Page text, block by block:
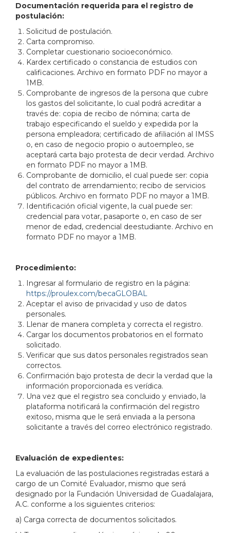
Documentación requerida para el registro de
postulación:
Solicitud de postulación.
Carta compromiso.
Completar cuestionario socioeconómico.
Kardex certificado o constancia de estudios con
calificaciones. Archivo en formato PDF no mayor a
1MB.
Comprobante de ingresos de la persona que cubre
los gastos del solicitante, lo cual podrá acreditar a
través de: copia de recibo de nómina; carta de
trabajo especificando el sueldo y expedida por la
persona empleadora; certificado de afiliación al IMSS
o, en caso de negocio propio o autoempleo, se
aceptará carta bajo protesta de decir verdad. Archivo
en formato PDF no mayor a 1MB.
Comprobante de domicilio, el cual puede ser: copia
del contrato de arrendamiento; recibo de servicios
públicos. Archivo en formato PDF no mayor a 1MB.
Identificación oficial vigente, la cual puede ser:
credencial para votar, pasaporte o, en caso de ser
menor de edad, credencial deestudiante. Archivo en
formato PDF no mayor a 1MB.
Procedimiento:
Ingresar al formulario de registro en la página:
https://proulex.com/becaGLOBAL
Aceptar el aviso de privacidad y uso de datos
personales.
Llenar de manera completa y correcta el registro.
Cargar los documentos probatorios en el formato
solicitado.
Verificar que sus datos personales registrados sean
correctos.
Confirmación bajo protesta de decir la verdad que la
información proporcionada es verídica.
Una vez que el registro sea concluido y enviado, la
plataforma notificará la confirmación del registro
exitoso, misma que le será enviada a la persona
solicitante a través del correo electrónico registrado.
Evaluación de expedientes:
La evaluación de las postulaciones registradas estará a
cargo de un Comité Evaluador, mismo que será
designado por la Fundación Universidad de Guadalajara,
A.C. conforme a los siguientes criterios:
a) Carga correcta de documentos solicitados.